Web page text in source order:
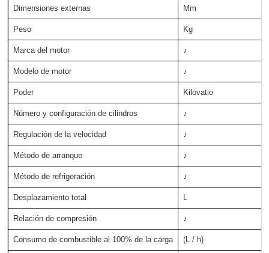
Dimensiones externas Mm
Peso Kg
Marca del motor ♪
Modelo de motor ♪
Poder Kilovatio
Número y configuración de cilindros ♪
Regulación de la velocidad ♪
Método de arranque ♪
Método de refrigeración ♪
Desplazamiento total L
Relación de compresión ♪
Consumo de combustible al 100% de la carga (L / h)